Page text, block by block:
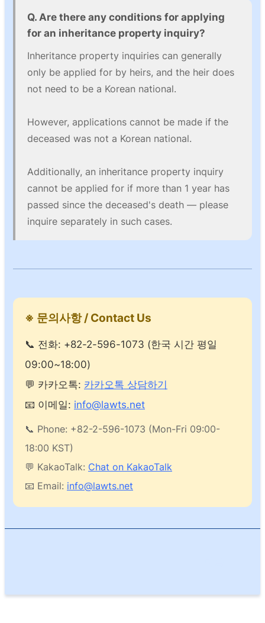
Q. Are there any conditions for applying
for an inheritance property inquiry?
Inheritance property inquiries can generally
only be applied for by heirs, and the heir does
not need to be a Korean national.
However, applications cannot be made if the
deceased was not a Korean national.
Additionally, an inheritance property inquiry
cannot be applied for if more than 1 year has
passed since the deceased's death — please
inquire separately in such cases.
※ 문의사항 / Contact Us
📞 전화: +82-2-596-1073 (한국 시간 평일
09:00~18:00)
💬 카카오톡: 카카오톡 상담하기
📧 이메일: info@lawts.net
📞 Phone: +82-2-596-1073 (Mon-Fri 09:00-
18:00 KST)
💬 KakaoTalk: Chat on KakaoTalk
📧 Email: info@lawts.net